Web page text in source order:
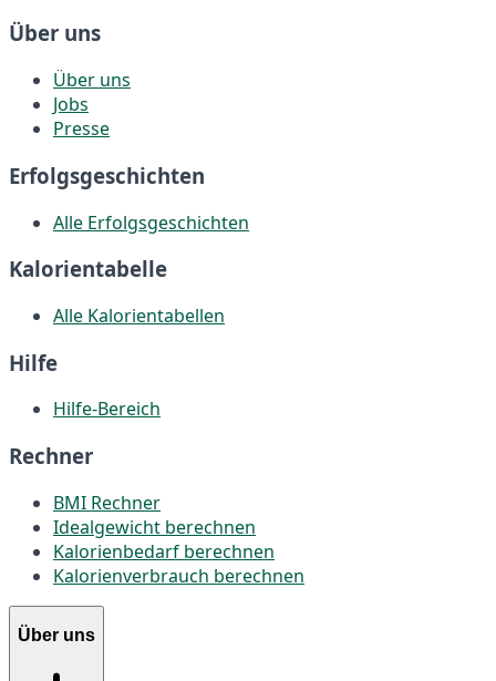
Über uns
Über uns
Jobs
Presse
Erfolgsgeschichten
Alle Erfolgsgeschichten
Kalorientabelle
Alle Kalorientabellen
Hilfe
Hilfe-Bereich
Rechner
BMI Rechner
Idealgewicht berechnen
Kalorienbedarf berechnen
Kalorienverbrauch berechnen
Über uns